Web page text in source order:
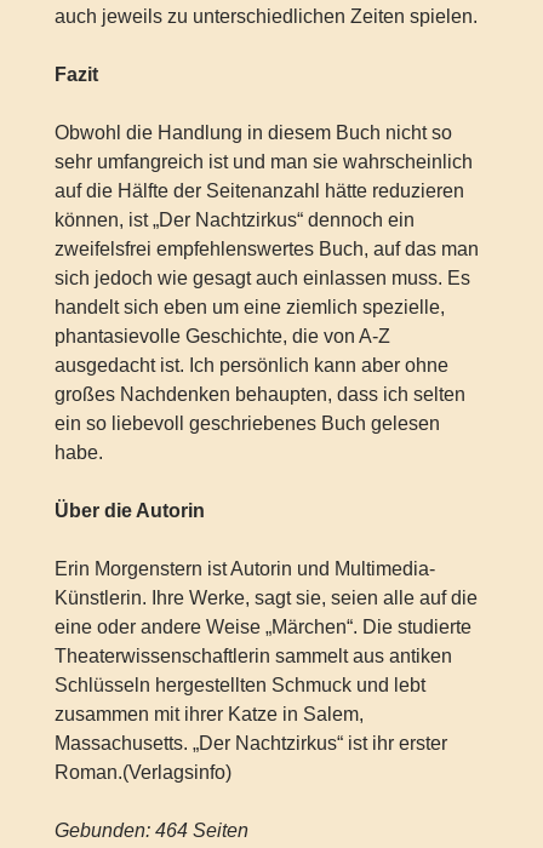
auch jeweils zu unterschiedlichen Zeiten spielen.
Fazit
Obwohl die Handlung in diesem Buch nicht so
sehr umfangreich ist und man sie wahrscheinlich
auf die Hälfte der Seitenanzahl hätte reduzieren
können, ist „Der Nachtzirkus“ dennoch ein
zweifelsfrei empfehlenswertes Buch, auf das man
sich jedoch wie gesagt auch einlassen muss. Es
handelt sich eben um eine ziemlich spezielle,
phantasievolle Geschichte, die von A-Z
ausgedacht ist. Ich persönlich kann aber ohne
großes Nachdenken behaupten, dass ich selten
ein so liebevoll geschriebenes Buch gelesen
habe.
Über die Autorin
Erin Morgenstern ist Autorin und Multimedia-
Künstlerin. Ihre Werke, sagt sie, seien alle auf die
eine oder andere Weise „Märchen“. Die studierte
Theaterwissenschaftlerin sammelt aus antiken
Schlüsseln hergestellten Schmuck und lebt
zusammen mit ihrer Katze in Salem,
Massachusetts. „Der Nachtzirkus“ ist ihr erster
Roman.(Verlagsinfo)
Gebunden: 464 Seiten